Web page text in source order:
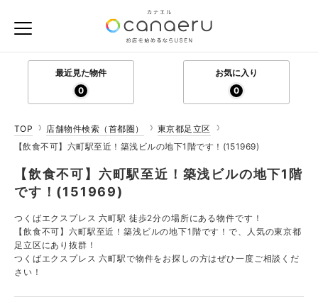
最近見た物件
0
お気に入り
0
TOP 店舗物件検索（首都圏）
東京都足立区
【飲食不可】六町駅至近！築浅ビルの地下1階です！(151969)
【飲食不可】六町駅至近！築浅ビルの地下1階
です！(151969)
つくばエクスプレス 六町駅 徒歩2分の場所にある物件です！
【飲食不可】六町駅至近！築浅ビルの地下1階です！で、人気の東京都
足立区にあり抜群！
つくばエクスプレス 六町駅で物件をお探しの方はぜひ一度ご相談くだ
さい！